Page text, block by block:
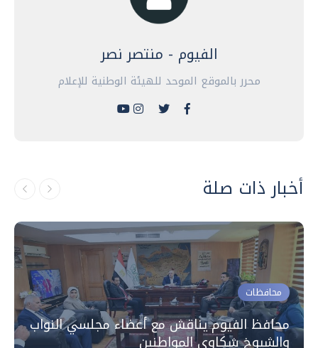
الفيوم - منتصر نصر
محرر بالموقع الموحد للهيئة الوطنية للإعلام
أخبار ذات صلة
محافظات
محافظ الفيوم يناقش مع أعضاء مجلسي النواب
والشيوخ شكاوى المواطنين